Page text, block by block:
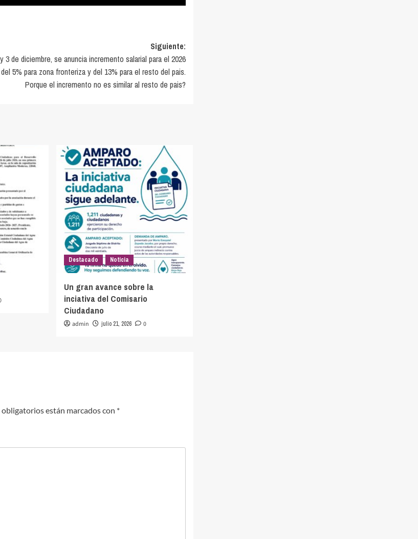
Siguiente:
3 de diciembre, se anuncia incremento salarial para el 2026
del 5% para zona fronteriza y del 13% para el resto del pais.
Porque el incremento no es similar al resto de pais?
Destacado Noticia
Un gran avance sobre la
inciativa del Comisario
Ciudadano
admin julio 21, 2026 0
obligatorios están marcados con *